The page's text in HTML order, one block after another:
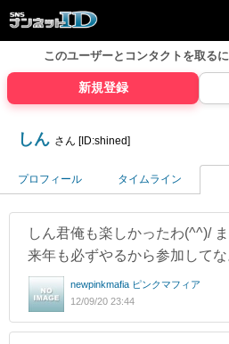
このユーザーとコンタクトを取る
新規登録
しん さん [ID:shined]
プロフィール タイムライン
しん君俺も楽しかったわ(^^)/
来年も必ずやるから参加してな
newpinkmafia ピンクマフィア
12/09/20 23:44